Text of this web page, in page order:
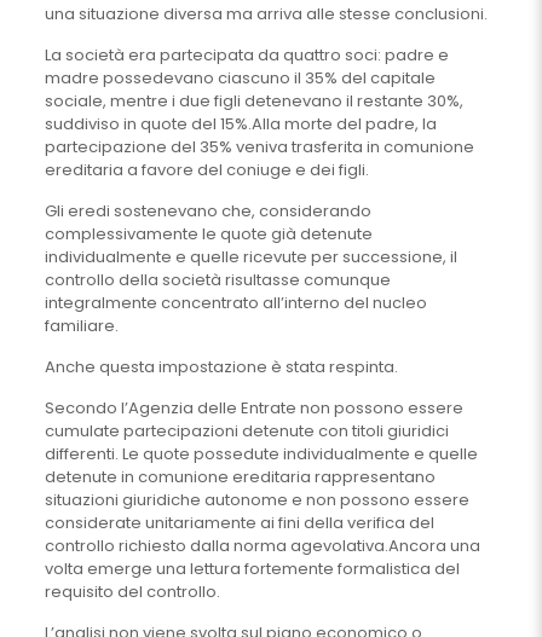
una situazione diversa ma arriva alle stesse conclusioni.
La società era partecipata da quattro soci: padre e
madre possedevano ciascuno il 35% del capitale
sociale, mentre i due figli detenevano il restante 30%,
suddiviso in quote del 15%.Alla morte del padre, la
partecipazione del 35% veniva trasferita in comunione
ereditaria a favore del coniuge e dei figli.
Gli eredi sostenevano che, considerando
complessivamente le quote già detenute
individualmente e quelle ricevute per successione, il
controllo della società risultasse comunque
integralmente concentrato all’interno del nucleo
familiare.
Anche questa impostazione è stata respinta.
Secondo l’Agenzia delle Entrate non possono essere
cumulate partecipazioni detenute con titoli giuridici
differenti. Le quote possedute individualmente e quelle
detenute in comunione ereditaria rappresentano
situazioni giuridiche autonome e non possono essere
considerate unitariamente ai fini della verifica del
controllo richiesto dalla norma agevolativa.Ancora una
volta emerge una lettura fortemente formalistica del
requisito del controllo.